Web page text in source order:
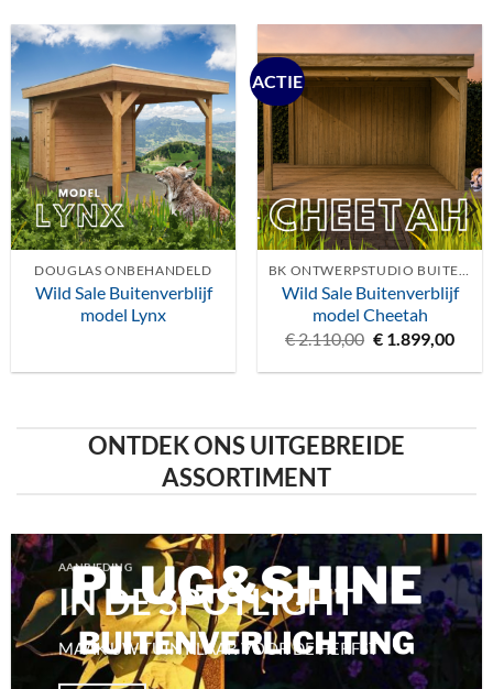
DOUGLAS ONBEHANDELD
Wild Sale Buitenverblijf
model Lynx
ACTIE
BK ONTWERPSTUDIO BUITENVERBLIJF
Wild Sale Buitenverblijf
model Cheetah
€2.110,00
was:
€1.899,00
is:
ONTDEK ONS UITGEBREIDE
ASSORTIMENT
AANBIEDING
IN DE SPOTLIGHT
MAAK UW TUIN KLAAR VOOR DE HERFST